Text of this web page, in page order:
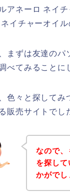
アネーロ ネイ
イチャーオイ
まずは友達の
べてみることに
色々と探してみ
販売サイトでし
なので
を探し
かがでし